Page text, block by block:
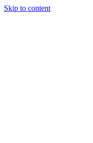
Skip to content